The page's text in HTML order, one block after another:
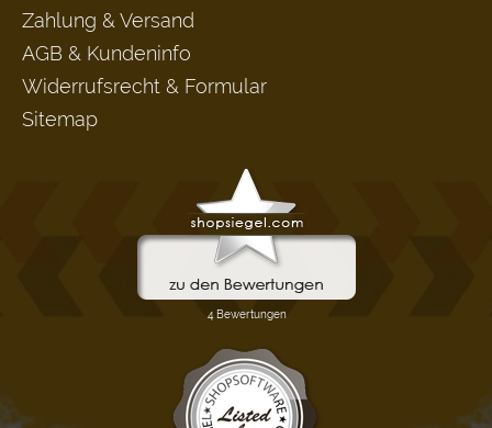
Zahlung & Versand
AGB & Kundeninfo
Widerrufsrecht & Formular
Sitemap